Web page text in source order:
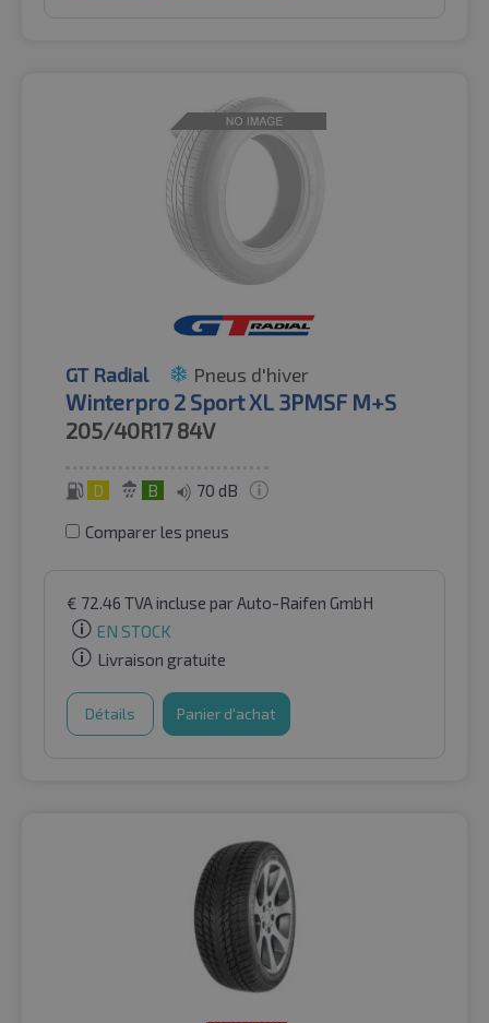
GT Radial Pneus d'hiver
Winterpro 2 Sport XL 3PMSF M+S
205/40R17 84V
D B 70 dB
Comparer les pneus
€ 72.46 TVA incluse par Auto-Raifen GmbH
EN STOCK
Livraison gratuite
Détails Panier d'achat